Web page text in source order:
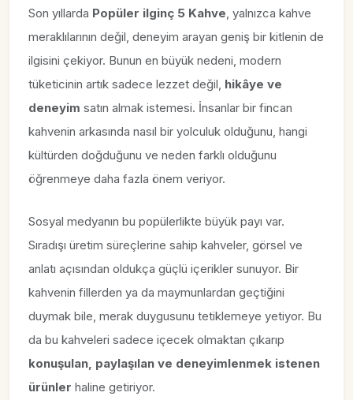
Son yıllarda Popüler ilginç 5 Kahve, yalnızca kahve
meraklılarının değil, deneyim arayan geniş bir kitlenin de
ilgisini çekiyor. Bunun en büyük nedeni, modern
tüketicinin artık sadece lezzet değil, hikâye ve
deneyim satın almak istemesi. İnsanlar bir fincan
kahvenin arkasında nasıl bir yolculuk olduğunu, hangi
kültürden doğduğunu ve neden farklı olduğunu
öğrenmeye daha fazla önem veriyor.
Sosyal medyanın bu popülerlikte büyük payı var.
Sıradışı üretim süreçlerine sahip kahveler, görsel ve
anlatı açısından oldukça güçlü içerikler sunuyor. Bir
kahvenin fillerden ya da maymunlardan geçtiğini
duymak bile, merak duygusunu tetiklemeye yetiyor. Bu
da bu kahveleri sadece içecek olmaktan çıkarıp
konuşulan, paylaşılan ve deneyimlenmek istenen
ürünler haline getiriyor.